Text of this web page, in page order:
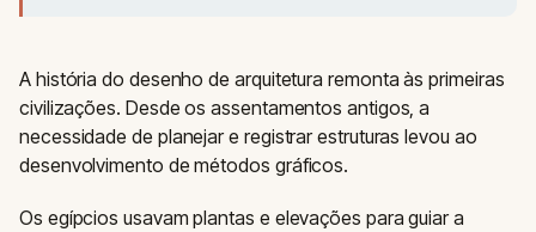
A história do desenho de arquitetura remonta às primeiras
civilizações. Desde os assentamentos antigos, a
necessidade de planejar e registrar estruturas levou ao
desenvolvimento de métodos gráficos.
Os egípcios usavam plantas e elevações para guiar a